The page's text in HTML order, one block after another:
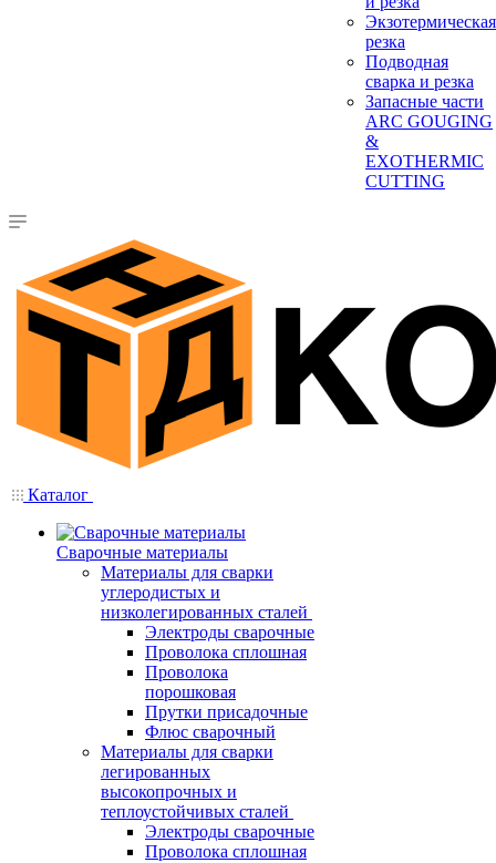
Экзотермическая
резка
Подводная
сварка и резка
Запасные части
ARC GOUGING
&
EXOTHERMIC
CUTTING
Каталог
Сварочные материалы
Материалы для сварки
углеродистых и
низколегированных сталей
Электроды сварочные
Проволока сплошная
Проволока
порошковая
Прутки присадочные
Флюс сварочный
Материалы для сварки
легированных
высокопрочных и
теплоустойчивых сталей
Электроды сварочные
Проволока сплошная